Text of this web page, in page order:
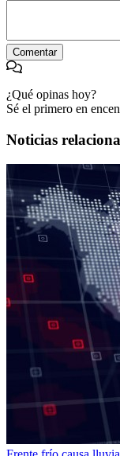
Comentar
¿Qué opinas hoy?
Sé el primero en
Noticias